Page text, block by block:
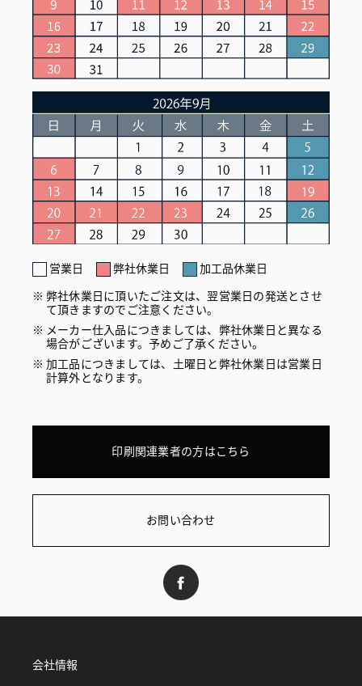
営業日 弊社休業日
加工品休業日
弊社休業日に頂いたご注文は、翌営業日の発送とさせ
て頂きますのでご注意ください。
メーカー仕入品につきましては、弊社休業日と異なる
場合がございます。予めご了承ください。
加工品につきましては、土曜日と弊社休業日は営業日
計算外となります。
印刷関連業者の方はこちら
お問い合わせ
会社情報